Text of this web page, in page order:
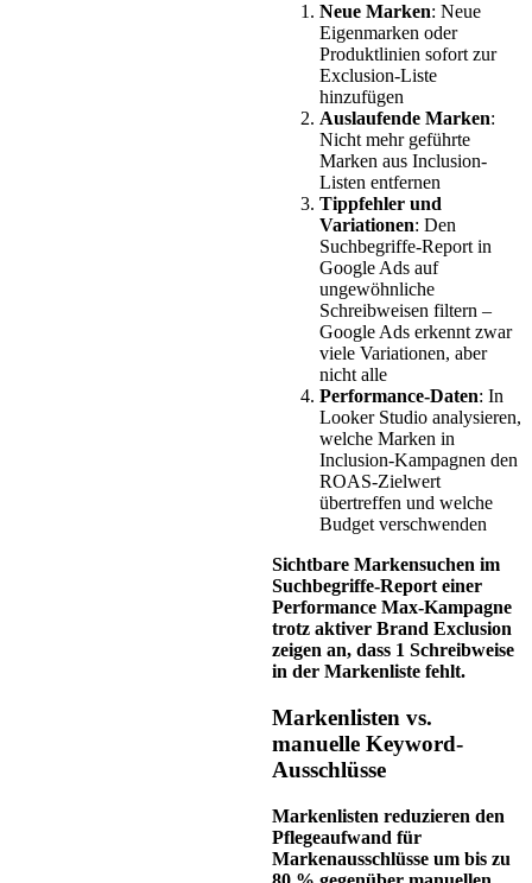
Neue Marken: Neue
Eigenmarken oder
Produktlinien sofort zur
Exclusion-Liste
hinzufügen
Auslaufende Marken:
Nicht mehr geführte
Marken aus Inclusion-
Listen entfernen
Tippfehler und
Variationen: Den
Suchbegriffe-Report in
Google Ads auf
ungewöhnliche
Schreibweisen filtern –
Google Ads erkennt zwar
viele Variationen, aber
nicht alle
Performance-Daten: In
Looker Studio analysieren,
welche Marken in
Inclusion-Kampagnen den
ROAS-Zielwert
übertreffen und welche
Budget verschwenden
Sichtbare Markensuchen im
Suchbegriffe-Report einer
Performance Max-Kampagne
trotz aktiver Brand Exclusion
zeigen an, dass 1 Schreibweise
in der Markenliste fehlt.
Markenlisten vs.
manuelle Keyword-
Ausschlüsse
Markenlisten reduzieren den
Pflegeaufwand für
Markenausschlüsse um bis zu